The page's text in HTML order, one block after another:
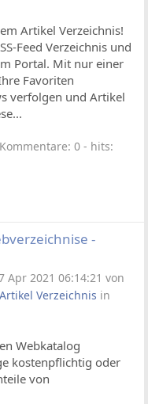
Artikel Verzeichnis!
Feed Verzeichnis und
Portal. Mit nur einer
Favoriten
verfolgen und Artikel
0 - hits:
-
Apr 2021 06:14:21 von
Verzeichnis in
Webkatalog
kostenpflichtig oder
von